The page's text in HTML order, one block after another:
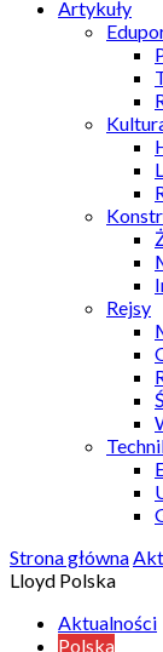
Artykuły
Rejsy
Strona główna
Lloyd Polska
Aktualności
Polska